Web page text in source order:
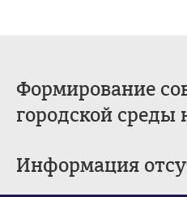
Формирование
городской среды
Информация